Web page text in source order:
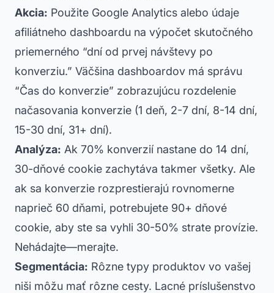
Akcia: Použite Google Analytics alebo údaje
afiliátneho dashboardu na výpočet skutočného
priemerného “dní od prvej návštevy po
konverziu.” Väčšina dashboardov má správu
“Čas do konverzie” zobrazujúcu rozdelenie
načasovania konverzie (1 deň, 2-7 dní, 8-14 dní,
15-30 dní, 31+ dní).
Analýza: Ak 70% konverzií nastane do 14 dní,
30-dňové cookie zachytáva takmer všetky. Ale
ak sa konverzie rozprestierajú rovnomerne
naprieč 60 dňami, potrebujete 90+ dňové
cookie, aby ste sa vyhli 30-50% strate provízie.
Nehádajte—merajte.
Segmentácia: Rôzne typy produktov vo vašej
niši môžu mať rôzne cesty. Lacné príslušenstvo